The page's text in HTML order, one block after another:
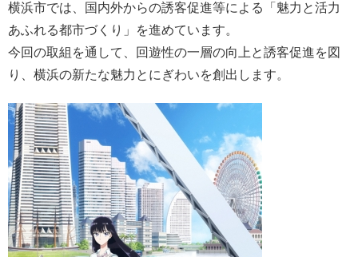
横浜市では、国内外からの誘客促進等による「魅力と活力
あふれる都市づくり」を進めています。
今回の取組を通して、回遊性の一層の向上と誘客促進を図
り、横浜の新たな魅力とにぎわいを創出します。